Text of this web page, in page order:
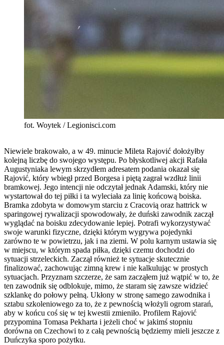
fot. Woytek / Legionisci.com
Niewiele brakowało, a w 49. minucie Mileta Rajović dołożyłby
kolejną liczbę do swojego występu. Po błyskotliwej akcji Rafała
Augustyniaka lewym skrzydłem adresatem podania okazał się
Rajović, który wbiegł przed Borgesa i piętą zagrał wzdłuż linii
bramkowej. Jego intencji nie odczytał jednak Adamski, który nie
wystartował do tej piłki i ta wyleciała za linię końcową boiska.
Bramka zdobyta w domowym starciu z Cracovią oraz hattrick w
sparingowej rywalizacji spowodowały, że duński zawodnik zaczął
wyglądać na boisku zdecydowanie lepiej. Potrafi wykorzystywać
swoje warunki fizyczne, dzięki którym wygrywa pojedynki
zarówno te w powietrzu, jak i na ziemi. W polu karnym ustawia się
w miejscu, w którym spada piłka, dzięki czemu dochodzi do
sytuacji strzeleckich. Zaczął również te sytuacje skutecznie
finalizować, zachowując zimną krew i nie kalkulując w prostych
sytuacjach. Przyznam szczerze, że sam zacząłem już wątpić w to, że
ten zawodnik się odblokuje, mimo, że staram się zawsze widzieć
szklankę do połowy pełną. Ukłony w stronę samego zawodnika i
sztabu szkoleniowego za to, że z pewnością włożyli ogrom starań,
aby w końcu coś się w tej kwestii zmieniło. Profilem Rajović
przypomina Tomasa Pekharta i jeżeli choć w jakimś stopniu
dorówna on Czechowi to z całą pewnością będziemy mieli jeszcze z
Duńczyka sporo pożytku.